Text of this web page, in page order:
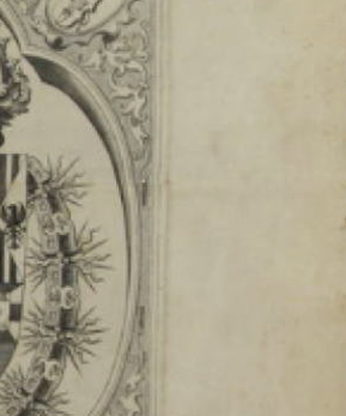
útil que la música, que
suavidad en los corazones
mensaje de los oídos,
provecho, no sólo al alma
al cuerpo.